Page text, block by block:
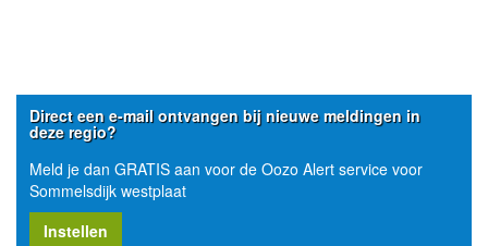
Direct een e-mail ontvangen bij nieuwe meldingen in
deze regio?
Meld je dan GRATIS aan voor de Oozo Alert service voor
Sommelsdijk westplaat
Instellen